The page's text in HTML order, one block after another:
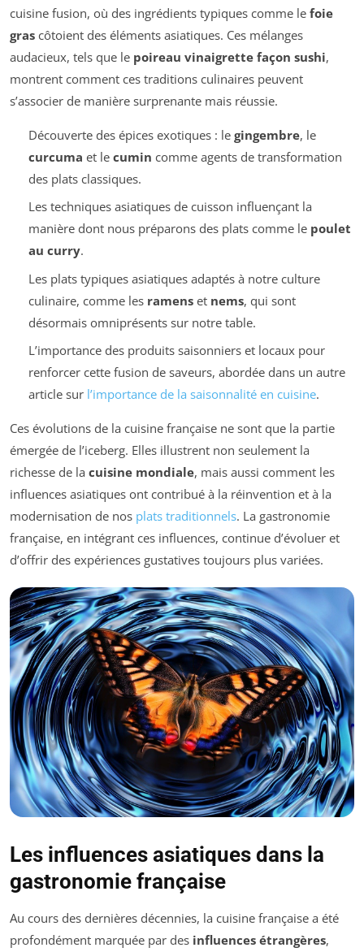
cuisine fusion, où des ingrédients typiques comme le foie
gras côtoient des éléments asiatiques. Ces mélanges
audacieux, tels que le poireau vinaigrette façon sushi,
montrent comment ces traditions culinaires peuvent
s’associer de manière surprenante mais réussie.
Découverte des épices exotiques : le gingembre, le
curcuma et le cumin comme agents de transformation
des plats classiques.
Les techniques asiatiques de cuisson influençant la
manière dont nous préparons des plats comme le poulet
au curry.
Les plats typiques asiatiques adaptés à notre culture
culinaire, comme les ramenset nems, qui sont
désormais omniprésents sur notre table.
L’importance des produits saisonniers et locaux pour
renforcer cette fusion de saveurs, abordée dans un autre
article sur l’importance de la saisonnalité en cuisine.
Ces évolutions de la cuisine française ne sont que la partie
émergée de l’iceberg. Elles illustrent non seulement la
richesse de la cuisine mondiale, mais aussi comment les
influences asiatiques ont contribué à la réinvention et à la
modernisation de nos plats traditionnels. La gastronomie
française, en intégrant ces influences, continue d’évoluer et
d’offrir des expériences gustatives toujours plus variées.
Les influences asiatiques dans la
gastronomie française
Au cours des dernières décennies, la cuisine française a été
profondément marquée par des influences étrangères,